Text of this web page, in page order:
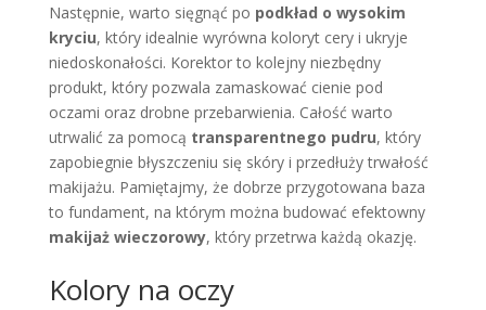
Następnie, warto sięgnąć po podkład o wysokim
kryciu, który idealnie wyrówna koloryt cery i ukryje
niedoskonałości. Korektor to kolejny niezbędny
produkt, który pozwala zamaskować cienie pod
oczami oraz drobne przebarwienia. Całość warto
utrwalić za pomocą transparentnego pudru, który
zapobiegnie błyszczeniu się skóry i przedłuży trwałość
makijażu. Pamiętajmy, że dobrze przygotowana baza
to fundament, na którym można budować efektowny
makijaż wieczorowy, który przetrwa każdą okazję.
Kolory na oczy